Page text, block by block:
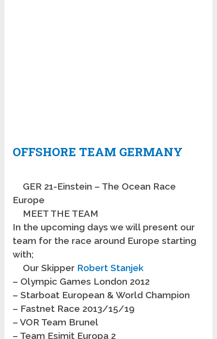
OFFSHORE TEAM GERMANY
GER 21-Einstein – The Ocean Race
Europe
MEET THE TEAM
In the upcoming days we will present our
team for the race around Europe starting
with;
Our Skipper Robert Stanjek
– Olympic Games London 2012
– Starboat European & World Champion
– Fastnet Race 2013/15/19
– VOR Team Brunel
– Team Esimit Europa 2